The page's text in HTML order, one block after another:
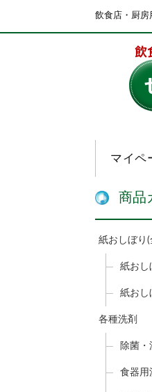
飲食店・厨房
マイペ
商品
紙おしぼり(
紙おし
紙おし
各種洗剤
除菌・
食器用